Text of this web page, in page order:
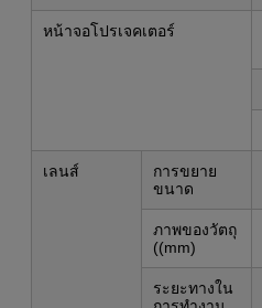
หน้าจอโปรเจคเตอร์
เลนส์
การขยาย
ขนาด
ภาพของวัตถุ
((mm)
ระยะทางใน